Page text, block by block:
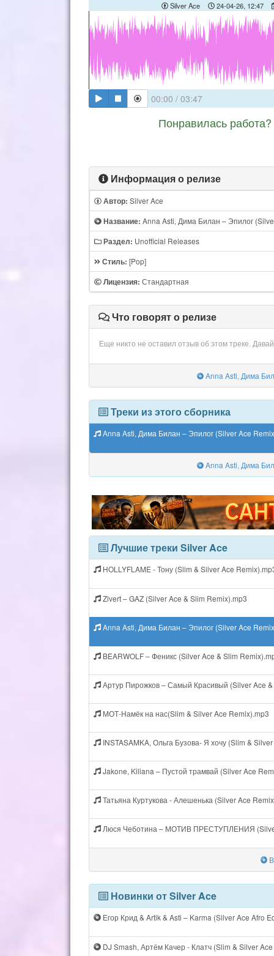
Silver Ace 24-04-26, 12:47
00:00 / 03:47
Понравилась
Информация о релизе
Автор: Silver Ace
Название: Anna Asti, Дима Билан – Эпилог
Раздел: Unofficial Releases
Стиль: [Pop]
Лицензия: Стандартная
Что говорят о релизе
Еще никто не оставил отзыв об этом треке.
Anna Asti, Дима
Треки из этого сборника
Anna Asti, Дима Билан – Эпилог (Silver Ace
Anna Asti, Дима
Лучшие треки Silver Ace
HOLLYFLAME - Тону (Slim & Silver Ace
Zivert – GAZ (Silver Ace & Slim Remix).mp3
Anna Asti, Дима Билан – Эпилог (Silver Ace
BEARWOLF – Феникс (Silver Ace & Slim
Артур Пирожков – Самый Красивый (Silver Ace &
МОТ-Намёк на нас(Slim & Silver Ace Remix).mp3
INSTASAMKA, Ольга Бузова- Я хочу (Slim &
Jakone, Kiliana – Пустой трамвай (Silver Ace
Татьяна Куртукова - Алешенька (Silver Ace
Люся Чеботина – МОТИВ ПРЕСТУПЛЕНИЯ
Новинки от Silver Ace
Егор Крид & Artik & Asti – Karma (Silver Ace Afro
DJ Smash, Артём Качер - Клатч (Slim & Silver